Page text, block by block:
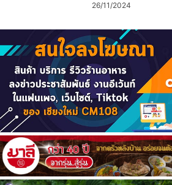
26/11/2024